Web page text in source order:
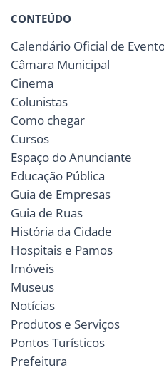
CONTEÚDO
Calendário Oficial de
Câmara Municipal
Cinema
Colunistas
Como chegar
Cursos
Espaço do Anunciante
Educação Pública
Guia de Empresas
Guia de Ruas
História da Cidade
Hospitais e Pamos
Imóveis
Museus
Notícias
Produtos e Serviços
Pontos Turísticos
Prefeitura